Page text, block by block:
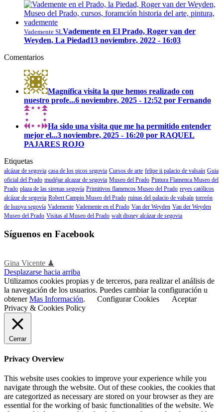
Vademente SLVademente en El Prado, Roger van der
Weyden, La Piedad13 noviembre, 2022 - 16:03
Comentarios
Magnífica visita la que hemos realizado con
nuestro profe...6 noviembre, 2025 - 12:52 por Fernando
Ha sido una visita que me ha permitido entender
mejor el...3 noviembre, 2025 - 16:20 por RAQUEL
PAJARES ROJO
Etiquetas
alcázar de segovia casa de los picos segovia Cursos de arte felipe ii palacio de valsaín Guia
oficial del Prado mudéjar alcazar de segovia Museo del Prado Pintura Flamenca Museo del
Prado plaza de las sirenas segovía Primitivos flamencos Museo del Prado reyes católicos
alcázar de segovia Robert Campin Museo del Prado ruinas del palacio de valsaín torreón
de lozoya segovía Vademente Vademente en el Prado Van der Weyden Van der Weyden
Museo del Prado Visitas al Museo del Prado walt disney alcázar de segovia
Síguenos en Facebook
Gina Vicente ♟
Desplazarse hacia arriba
Utilizamos cookies propias y de terceros, para realizar el análisis de
la navegación de los usuarios. Puedes cambiar la configuración u
obtenerMas Información. Configurar Cookies
Aceptar
Privacy & Cookies Policy
Cerrar
Privacy Overview
This website uses cookies to improve your experience while you
navigate through the website. Out of these cookies, the cookies that
are categorized as necessary are stored on your browser as they are
essential for the working of basic functionalities of the website. We